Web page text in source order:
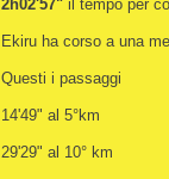
2h02'57" il tempo per
Ekiru ha corso a una
Questi i passaggi
14'49" al 5°km
29'29" al 10° km